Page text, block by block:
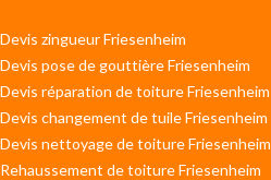
Devis zingueur Friesenheim
Devis pose de gouttière Friesenheim
Devis réparation de toiture Friesenheim
Devis changement de tuile Friesenheim
Devis nettoyage de toiture Friesenheim
Rehaussement de toiture Friesenheim